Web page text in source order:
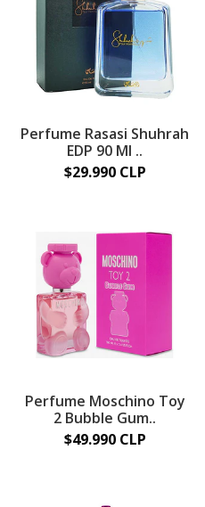
Perfume Rasasi Shuhrah
EDP 90 Ml ..
$29.990 CLP
Perfume Moschino Toy
2 Bubble Gum..
$49.990 CLP